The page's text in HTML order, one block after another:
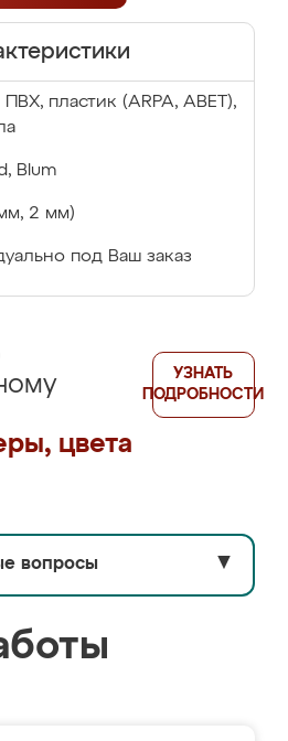
пластик (ARPA, ABET),
Blum
2 мм)
под Ваш заказ
цвета
УЗНАТЬ
ПОДРОБНОСТИ
вопросы ▼